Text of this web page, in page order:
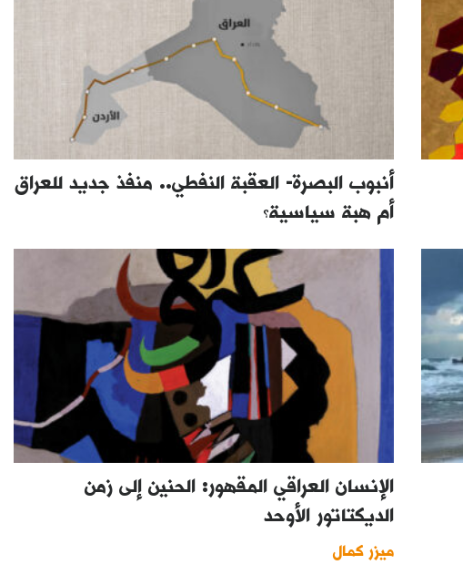
أنبوب البصرة- العقبة النفطي.. منفذ جديد للعراق
أم هبة سياسية؟
الإنسان العراقي المقهور: الحنين إلى زمن
الديكتاتور الأوحد
ميزر كمال